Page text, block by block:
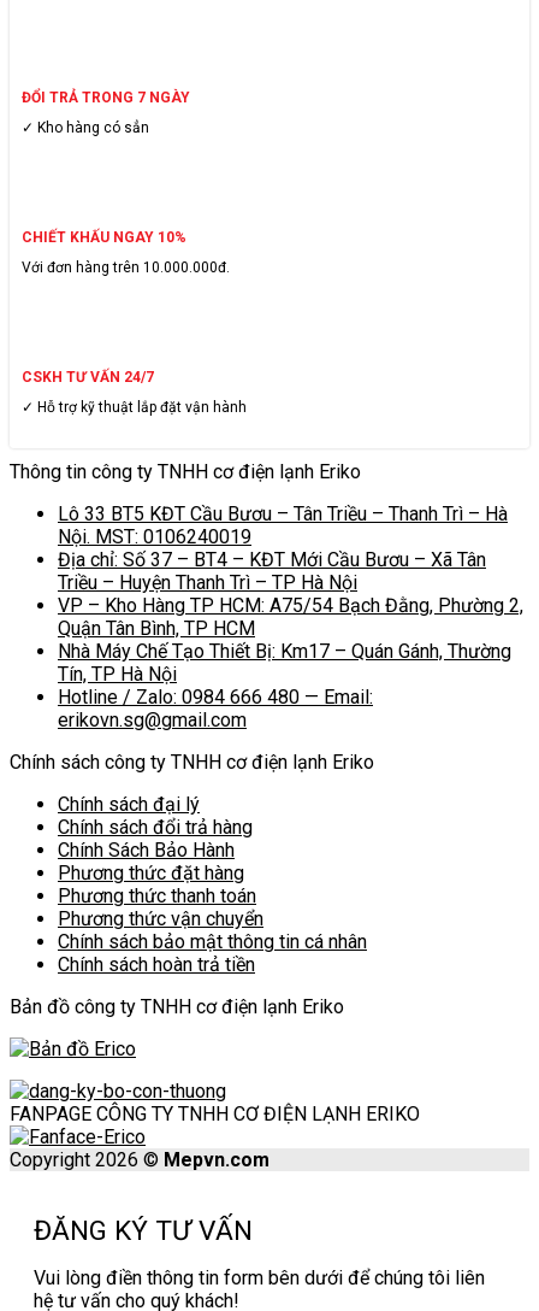
ĐỔI TRẢ TRONG 7 NGÀY
✓ Kho hàng có sẳn
CHIẾT KHẤU NGAY 10%
Với đơn hàng trên 10.000.000đ.
CSKH TƯ VẤN 24/7
✓ Hỗ trợ kỹ thuật lắp đặt vận hành
Thông tin công ty TNHH cơ điện lạnh Eriko
Lô 33 BT5 KĐT Cầu Bươu – Tân Triều – Thanh Trì – Hà
Nội. MST: 0106240019
Địa chỉ: Số 37 – BT4 – KĐT Mới Cầu Bươu – Xã Tân
Triều – Huyện Thanh Trì – TP Hà Nội
VP – Kho Hàng TP HCM: A75/54 Bạch Đằng, Phường 2,
Quận Tân Bình, TP HCM
Nhà Máy Chế Tạo Thiết Bị: Km17 – Quán Gánh, Thường
Tín, TP Hà Nội
Hotline / Zalo: 0984 666 480 — Email:
erikovn.sg@gmail.com
Chính sách công ty TNHH cơ điện lạnh Eriko
Chính sách đại lý
Chính sách đổi trả hàng
Chính Sách Bảo Hành
Phương thức đặt hàng
Phương thức thanh toán
Phương thức vận chuyển
Chính sách bảo mật thông tin cá nhân
Chính sách hoàn trả tiền
Bản đồ công ty TNHH cơ điện lạnh Eriko
FANPAGE CÔNG TY TNHH CƠ ĐIỆN LẠNH ERIKO
Copyright 2026 © Mepvn.com
ĐĂNG KÝ TƯ VẤN
Vui lòng điền thông tin form bên dưới để chúng tôi liên
hệ tư vấn cho quý khách!